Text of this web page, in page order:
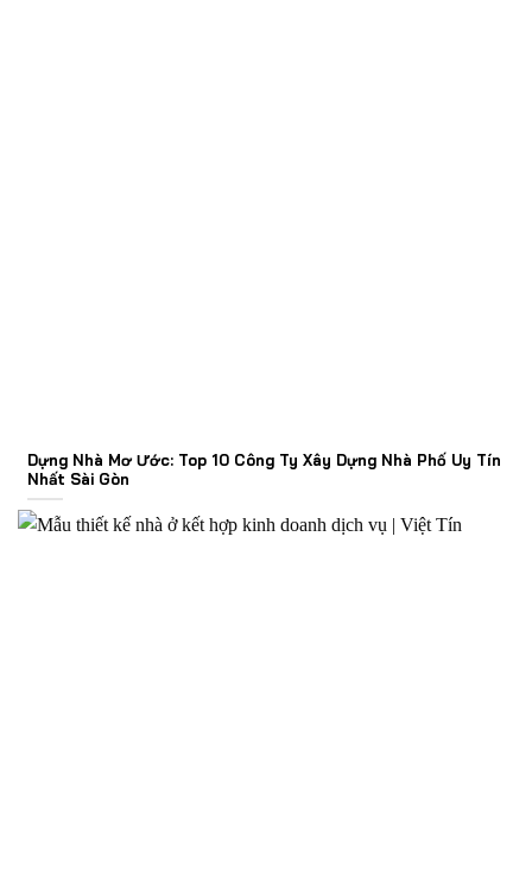
Dựng Nhà Mơ Ước: Top 10 Công Ty Xây Dựng Nhà Phố Uy Tín
Nhất Sài Gòn